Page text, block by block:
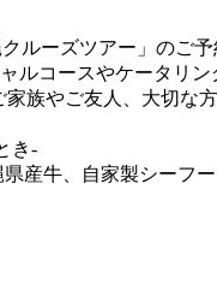
ルーズツアー」のご
ルコースやケータリ
族やご友人、大切な
き-
産牛、自家製シーフ